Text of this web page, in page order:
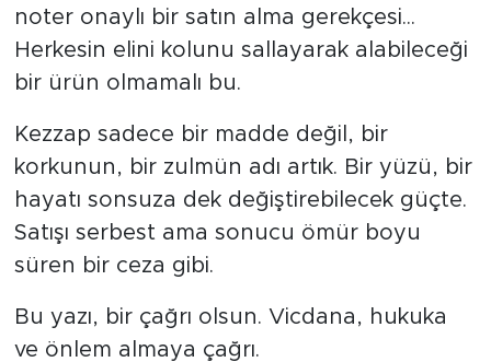
noter onaylı bir satın alma gerekçesi...
Herkesin elini kolunu sallayarak alabileceği
bir ürün olmamalı bu.
Kezzap sadece bir madde değil, bir
korkunun, bir zulmün adı artık. Bir yüzü, bir
hayatı sonsuza dek değiştirebilecek güçte.
Satışı serbest ama sonucu ömür boyu
süren bir ceza gibi.
Bu yazı, bir çağrı olsun. Vicdana, hukuka
ve önlem almaya çağrı.